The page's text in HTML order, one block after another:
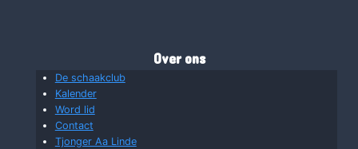
Over ons
De schaakclub
Kalender
Word lid
Contact
Tjonger Aa Linde